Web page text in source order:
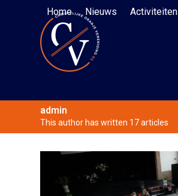
Home Nieuws Activiteiten
admin
This author has written 17 articles